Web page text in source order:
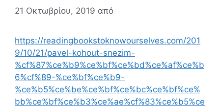
21 Οκτωβρίου, 2019 από
https://readingbookstoknowourselves.com/201
9/10/21/pavel-kohout-snezim-
%cf%87%ce%b9%ce%bf%ce%bd%ce%af%ce%b
6%cf%89-%ce%bf%ce%b9-
%ce%b5%ce%be%ce%bf%ce%bc%ce%bf%ce%
bb%ce%bf%ce%b3%ce%ae%cf%83%ce%b5%ce